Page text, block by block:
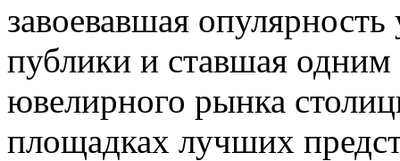
завоевавшая
публики и ставшая
ювелирного рынка
площадках лучших